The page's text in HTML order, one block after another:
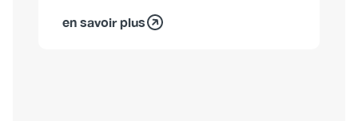
en savoir plus